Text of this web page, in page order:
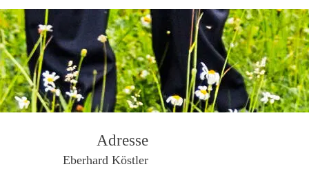
Adresse
Eberhard Köstler